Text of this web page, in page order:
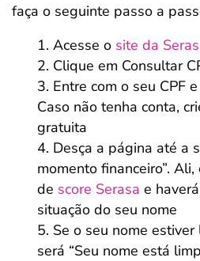
faça o seguinte passo a
Acesse o site da
Clique em Consultar
Entre com o seu CPF
Caso não tenha conta,
gratuita
Desça a página até a
momento financeiro”.
de score Serasa e
situação do seu nome
Se o seu nome
será “Seu nome está